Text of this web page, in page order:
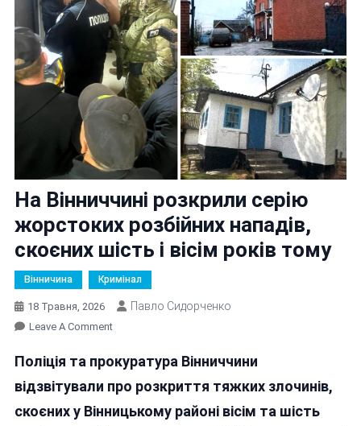
На Вінниччині розкрили серію
жорстоких розбійних нападів,
скоєних шість і вісім років тому
Вінничина Кримінал
18 Травня, 2026 Павло Сидорченко
Leave A CommentOn
Вінниччині
Розкрили
Жорстоких
Поліція та прокуратура Вінниччини
відзвітували про розкриття тяжких злочинів,
скоєних у Вінницькому районі вісім та шість